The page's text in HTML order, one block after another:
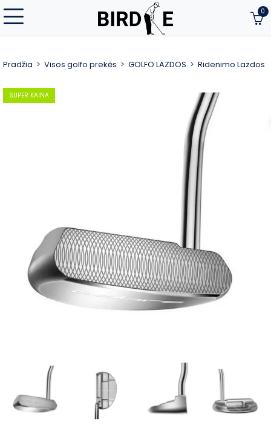
0
Pradžia Visos golfo prekės GOLFO LAZDOS Ridenimo Lazdos
SUPER KAINA